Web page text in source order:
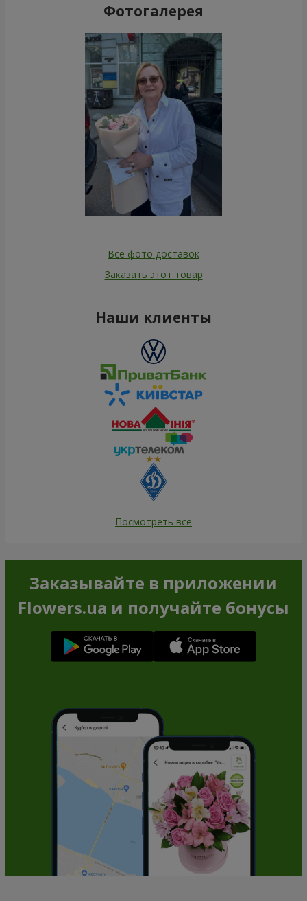
Фотогалерея
Все фото доставок
Заказать этот товар
Наши клиенты
Посмотреть все
Заказывайте в приложении
Flowers.ua и получайте бонусы